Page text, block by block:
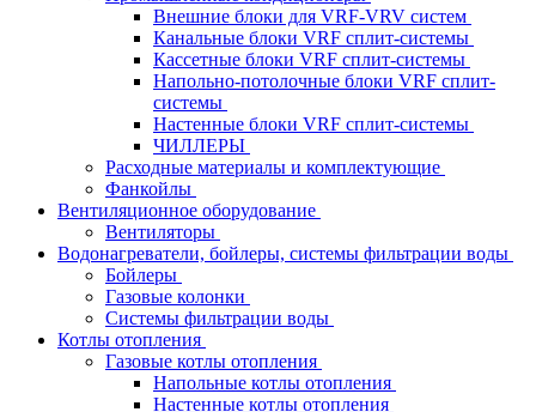
Внешние блоки для VRF-VRV систем
Канальные блоки VRF сплит-системы
Кассетные блоки VRF сплит-системы
Напольно-потолочные блоки VRF сплит-
системы
Настенные блоки VRF сплит-системы
ЧИЛЛЕРЫ
Расходные материалы и комплектующие
Фанкойлы
Вентиляционное оборудование
Вентиляторы
Водонагреватели, бойлеры, системы фильтрации воды
Бойлеры
Газовые колонки
Системы фильтрации воды
Котлы отопления
Газовые котлы отопления
Напольные котлы отопления
Настенные котлы отопления